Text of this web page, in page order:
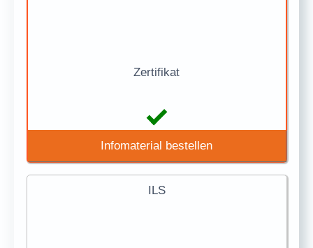
Zertifikat
Infomaterial bestellen
ILS